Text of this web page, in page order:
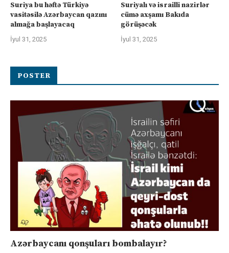
Suriya bu həftə Türkiyə
vasitəsilə Azərbaycan qazını
almağa başlayacaq
İyul 31, 2025
Suriyalı və israilli nazirlər
cümə axşamı Bakıda
görüşəcək
İyul 31, 2025
POSTER
Azərbaycanı qonşuları bombalayır?